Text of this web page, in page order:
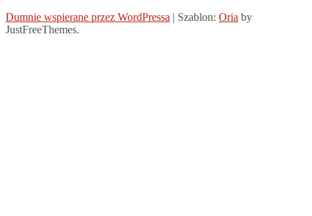
Dumnie wspierane przez WordPressa | Szablon: Oria by
JustFreeThemes.